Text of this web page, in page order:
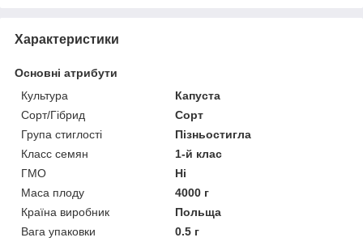
Характеристики
Основні атрибути
Культура
Капуста
Сорт/Гібрид
Сорт
Група стиглості
Пізньостигла
Класс семян
1-й клас
ГМО
Ні
Маса плоду
4000 г
Країна виробник
Польща
Вага упаковки
0.5 г